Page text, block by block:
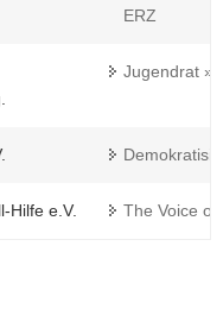
ERZ
Jugendrat
Hilfe e.V. The Voice